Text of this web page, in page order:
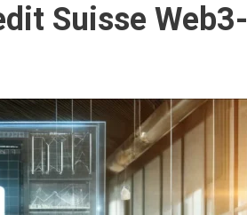
Suisse Web3-